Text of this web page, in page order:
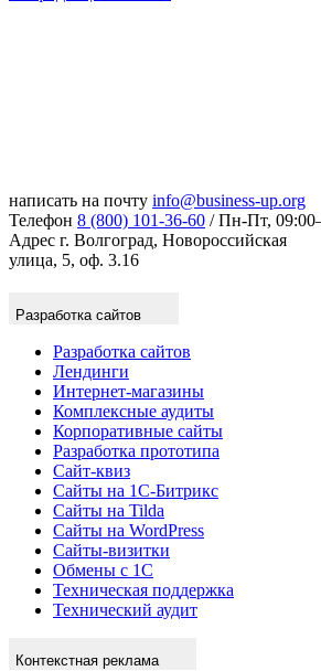
написать на почту info@business-up.org
Телефон 8 (800) 101-36-60 / Пн-Пт,
Адрес г. Волгоград, Новороссийская
улица, 5, оф. 3.16
Разработка сайтов
Разработка сайтов
Лендинги
Интернет-магазины
Комплексные аудиты
Корпоративные сайты
Разработка прототипа
Сайт-квиз
Сайты на 1С-Битрикс
Сайты на Tilda
Сайты на WordPress
Сайты-визитки
Обмены с 1С
Техническая поддержка
Технический аудит
Контекстная реклама